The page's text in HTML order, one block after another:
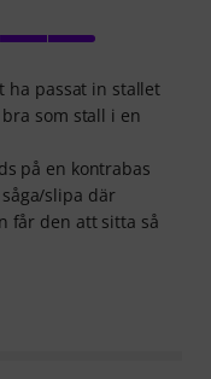
ha passat in stallet
som stall i en
på en kontrabas
slipa där
får den att sitta så